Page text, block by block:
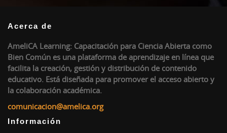
Acerca de
AmeliCA Learning: Capacitación para Ciencia Abierta como
Bien Común es una plataforma de aprendizaje en línea que
facilita la creación, gestión y distribución de contenido
educativo. Está diseñada para promover el acceso abierto y
la colaboración académica.
comunicacion@amelica.org
Información